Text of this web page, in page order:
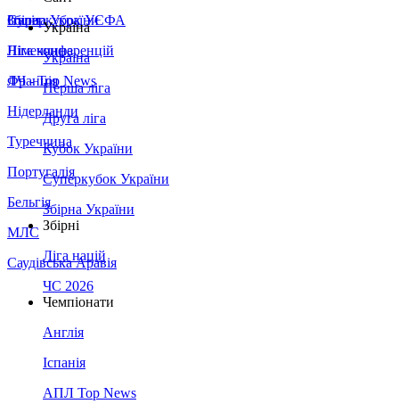
Збірна України
Італія
Німеччина
Франція
Нідерланди
Туреччина
Португалія
Бельгія
МЛС
Саудівська Аравія
Суперкубок УЄФА
Ліга конференцій
ЛЧ - Top News
Україна
Україна
Перша ліга
Друга ліга
Кубок України
Суперкубок України
Збірна України
Збірні
Ліга націй
ЧС 2026
Чемпіонати
Англія
Іспанія
АПЛ Top News